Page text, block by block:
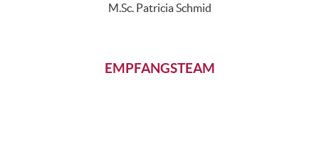
M.Sc. Patricia Schmid
EMPFANGSTEAM